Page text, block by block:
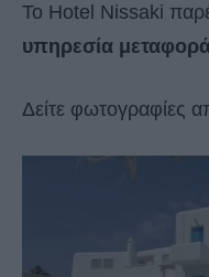
Το Hotel Nissaki
υπηρεσία
Δείτε φωτογραφίες